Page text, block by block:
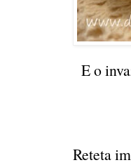
E o
Reteta